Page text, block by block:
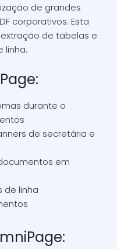
de grandes
corporativos. Esta
de tabelas e
linha.
durante o
de secretária e
em
de linha